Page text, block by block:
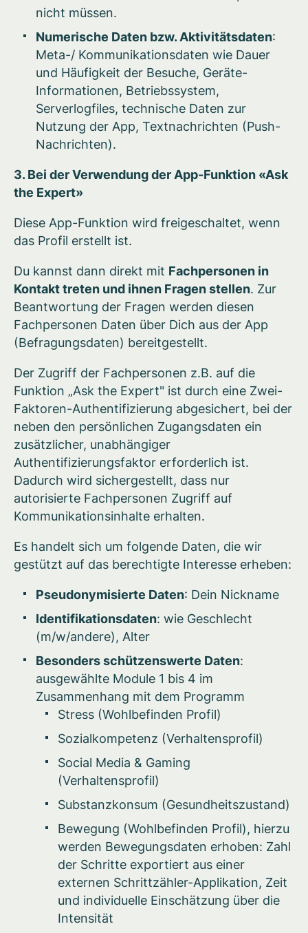
nicht müssen.
Numerische Daten bzw. Aktivitätsdaten:
Meta-/ Kommunikationsdaten wie Dauer
und Häufigkeit der Besuche, Geräte-
Informationen, Betriebssystem,
Serverlogfiles, technische Daten zur
Nutzung der App, Textnachrichten (Push-
Nachrichten).
3. Bei der Verwendung der App-Funktion «Ask
the Expert»
Diese App-Funktion wird freigeschaltet, wenn
das Profil erstellt ist.
Du kannst dann direkt mit Fachpersonen in
Kontakt treten und ihnen Fragen stellen. Zur
Beantwortung der Fragen werden diesen
Fachpersonen Daten über Dich aus der App
(Befragungsdaten) bereitgestellt.
Der Zugriff der Fachpersonen z.B. auf die
Funktion „Ask the Expert" ist durch eine Zwei-
Faktoren-Authentifizierung abgesichert, bei der
neben den persönlichen Zugangsdaten ein
zusätzlicher, unabhängiger
Authentifizierungsfaktor erforderlich ist.
Dadurch wird sichergestellt, dass nur
autorisierte Fachpersonen Zugriff auf
Kommunikationsinhalte erhalten.
Es handelt sich um folgende Daten, die wir
gestützt auf das berechtigte Interesse erheben:
Pseudonymisierte Daten: Dein Nickname
Identifikationsdaten: wie Geschlecht
(m/w/andere), Alter
Besonders schützenswerte Daten:
ausgewählte Module 1 bis 4 im
Zusammenhang mit dem Programm
Stress (Wohlbefinden Profil)
Sozialkompetenz (Verhaltensprofil)
Social Media & Gaming
(Verhaltensprofil)
Substanzkonsum (Gesundheitszustand)
Bewegung (Wohlbefinden Profil), hierzu
werden Bewegungsdaten erhoben: Zahl
der Schritte exportiert aus einer
externen Schrittzähler-Applikation, Zeit
und individuelle Einschätzung über die
Intensität